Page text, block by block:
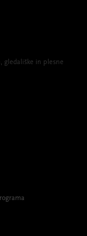
gledališke in plesne